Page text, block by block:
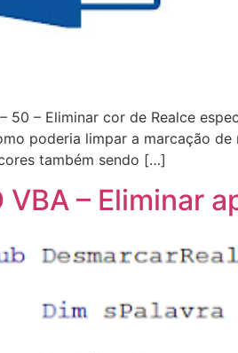
50 – Eliminar cor de Realce
poderia limpar a marcação
também sendo […]
VBA – Eliminar